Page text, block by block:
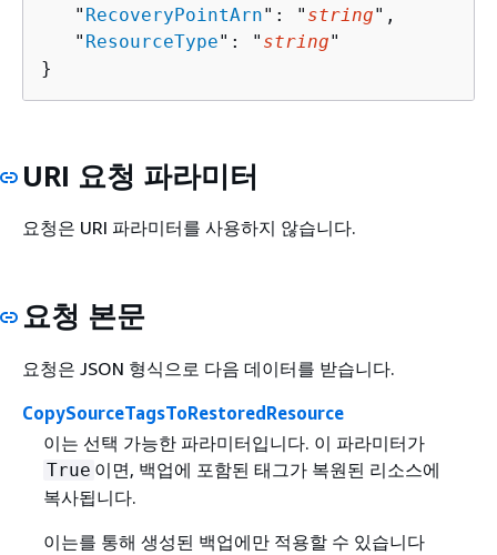
   "
RecoveryPointArn": " string",
   "
ResourceType": " string"
}
URI 요청 파라미터
요청은 URI 파라미터를 사용하지 않습니다.
요청 본문
요청은 JSON 형식으로 다음 데이터를 받습니다.
CopySourceTagsToRestoredResource
이는 선택 가능한 파라미터입니다. 이 파라미터가
True 이면, 백업에 포함된 태그가 복원된 리소스에
복사됩니다.
이는를 통해 생성된 백업에만 적용할 수 있습니다